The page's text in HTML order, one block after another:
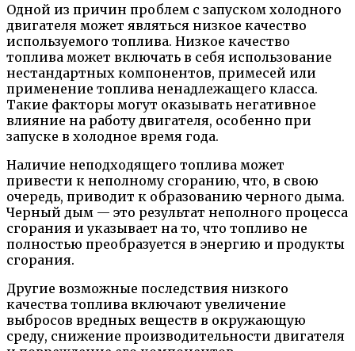
Одной из причин проблем с запуском холодного
двигателя может являться низкое качество
используемого топлива. Низкое качество
топлива может включать в себя использование
нестандартных компонентов, примесей или
применение топлива ненадлежащего класса.
Такие факторы могут оказывать негативное
влияние на работу двигателя, особенно при
запуске в холодное время года.
Наличие неподходящего топлива может
привести к неполному сгоранию, что, в свою
очередь, приводит к образованию черного дыма.
Черный дым — это результат неполного процесса
сгорания и указывает на то, что топливо не
полностью преобразуется в энергию и продукты
сгорания.
Другие возможные последствия низкого
качества топлива включают увеличение
выбросов вредных веществ в окружающую
среду, снижение производительности двигателя